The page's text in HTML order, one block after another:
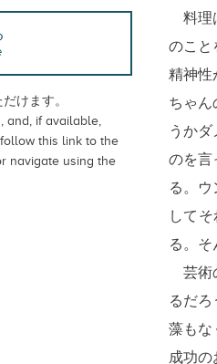
料理
のこと
精神性
ちゃん
うか
のを言
る。
して
る。そ
芸術
るだ
藻もな
成功の
けます。
and, if available,
this link to the
navigate using the